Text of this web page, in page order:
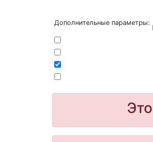
Дополнительные параметры: